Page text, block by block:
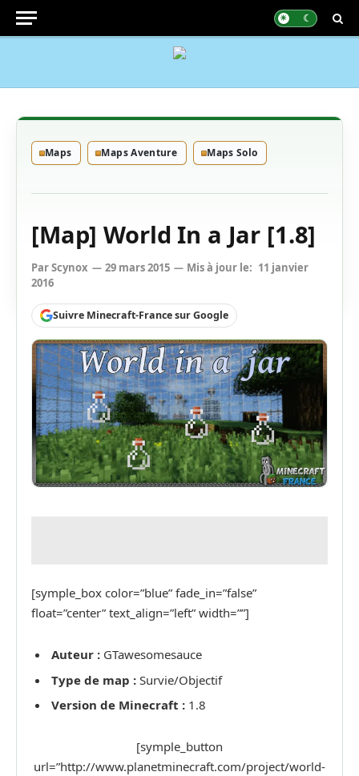
Maps Maps Aventure Maps Solo
[Map] World In a Jar [1.8]
ParScynox 29 mars 2015 Mis à jour le: 11 janvier
2016
Suivre Minecraft-France sur Google
[symple_box color=”blue” fade_in=”false”
float=”center” text_align=”left” width=””]
Auteur : GTawesomesauce
Type de map : Survie/Objectif
Version de Minecraft : 1.8
[symple_button
url=”http://www.planetminecraft.com/project/world-